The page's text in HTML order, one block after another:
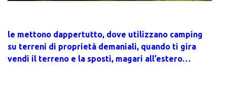
le mettono dappertutto, dove utilizzano camping
su terreni di proprietà demaniali, quando ti gira
vendi il terreno e la sposti, magari all’estero…